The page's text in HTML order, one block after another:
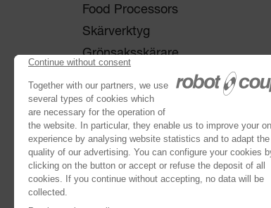
Food Processors
Skärverktyg
Grönsaksskärare
Robot Cook
Blixer®
Kitchen Blenders
Stavmixers
Juice-Extraktor Automatisk